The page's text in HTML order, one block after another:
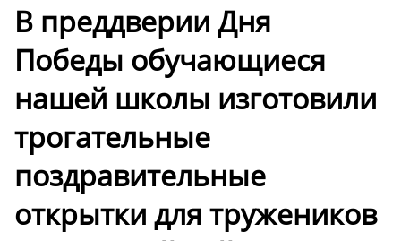
В преддверии Дня
Победы обучающиеся
нашей школы изготовили
трогательные
поздравительные
открытки для тружеников